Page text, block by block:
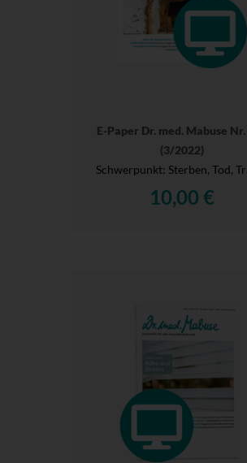
E-Paper Dr. med. Mabuse
(3/2022)
Schwerpunkt: Sterben, Tod,
10,00 €